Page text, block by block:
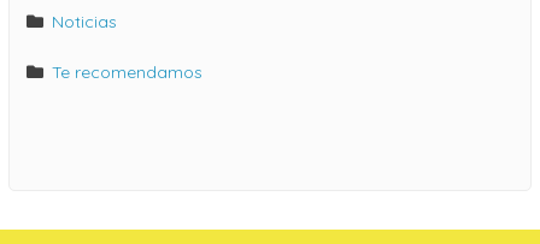
Noticias
Te recomendamos